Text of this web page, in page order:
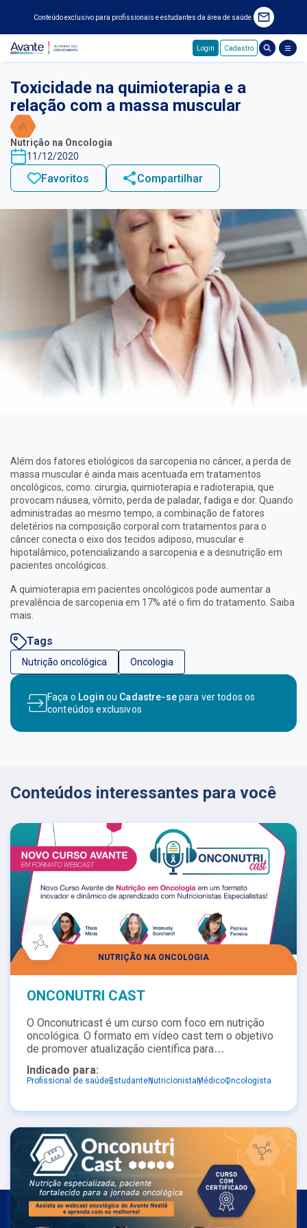
Conteúdo exclusivo para profissionais e estudantes da área de saúde.
Login Cadastro
Toxicidade na quimioterapia e a
relação com a massa muscular
Nutrição na Oncologia
11/12/2020
Favoritos Compartilhar
Além dos fatores etiológicos da sarcopenia no câncer, a perda de
massa muscular é ainda mais acentuada em tratamentos
oncológicos, como: cirurgia, quimioterapia e radioterapia, que
provocam náusea, vômito, perda de paladar, fadiga e dor. Quando
administradas ao mesmo tempo, a combinação de fatores
deletérios na composição corporal com tratamentos para o
câncer conecta o eixo dos tecidos adiposo, muscular e
hipotalâmico, potencializando a sarcopenia e a desnutrição em
pacientes oncológicos.
A quimioterapia em pacientes oncológicos pode aumentar a
prevalência de sarcopenia em 17% até o fim do tratamento. Saiba
mais.
Tags
Nutrição oncológica Oncologia
Faça o Login ou Cadastre-separa ver todos os
conteúdos exclusivos
Conteúdos interessantes para você
NUTRIÇÃO NA ONCOLOGIA
ONCONUTRI CAST
O Onconutricast é um curso com foco em nutrição
oncológica. O formato em vídeo cast tem o objetivo
de promover atualização científica para
nutricional especializada em cada fase da jornada de
tratamento de maneira interativa, com inputs
profissionais e com as novidades da literatura
científica.
Indicado para:
Profissional de saúdeEstudanteNutricionista MédicoOncologista